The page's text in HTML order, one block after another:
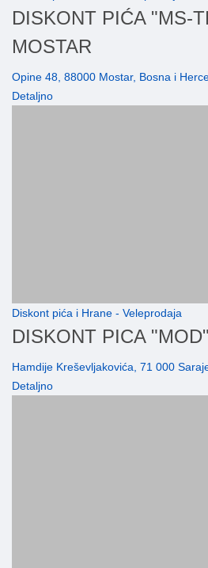
DISKONT PIĆA "MS-
MOSTAR
Opine 48, 88000 Mostar, Bosna i
Detaljno
Diskont pića i Hrane - Veleprodaja
DISKONT PICA
Hamdije Kreševljakovića, 71 000
Detaljno